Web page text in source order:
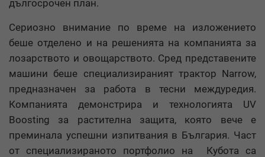
дългосрочен план.
Сериозно внимание по време на изложението
беше отделено и на решенията на компанията за
лозарството и овощарството. Сред представените
машини беше специализираният трактор Narrow,
предназначен за работа в тесни междуредия.
Компанията демонстрира и технологията UV
Boosting за растителна защита, която вече е
преминала успешни изпитвания в България. Част
от специализираното портфолио на Кубота са